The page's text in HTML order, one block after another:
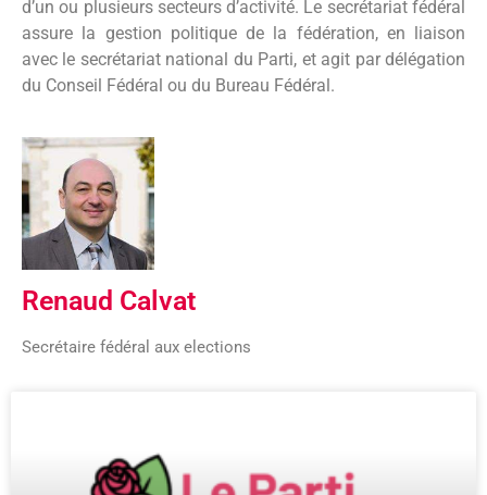
d’un ou plusieurs secteurs d’activité. Le secrétariat fédéral
assure la gestion politique de la fédération, en liaison
avec le secrétariat national du Parti, et agit par délégation
du Conseil Fédéral ou du Bureau Fédéral.
Renaud Calvat
Secrétaire fédéral aux elections